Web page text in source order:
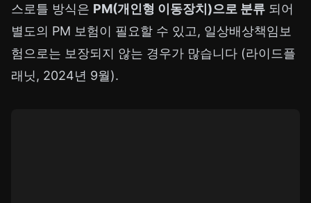
스로틀 방식은 PM(개인형 이동장치)으로 분류 되어
별도의 PM 보험이 필요할 수 있고, 일상배상책임보
험으로는 보장되지 않는 경우가 많습니다 (라이드플
래닛, 2024년 9월).